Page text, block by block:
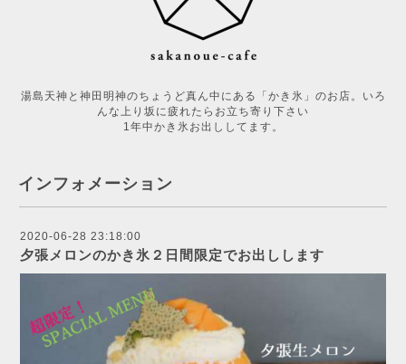
湯島天神と神田明神のちょうど真ん中にある「かき氷」のお店。いろ
んな上り坂に疲れたらお立ち寄り下さい
1年中かき氷お出ししてます。
インフォメーション
2020-06-28 23:18:00
夕張メロンのかき氷２日間限定でお出しします